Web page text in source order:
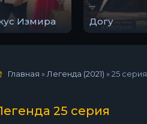
Измира Догу
Главная » Легенда (2021) »25 серия
25 серия